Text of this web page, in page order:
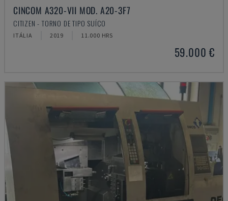
CINCOM A320-VII MOD. A20-3F7
CITIZEN - TORNO DE TIPO SUÍÇO
ITÁLIA 2019 11.000 HRS
59.000 €